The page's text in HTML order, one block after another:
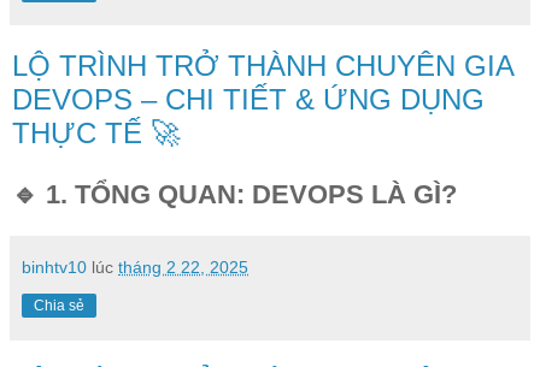
LỘ TRÌNH TRỞ THÀNH CHUYÊN GIA
DEVOPS – CHI TIẾT & ỨNG DỤNG
THỰC TẾ 🚀
🔹 1. TỔNG QUAN: DEVOPS LÀ GÌ?
binhtv10 lúc tháng 2 22, 2025
Chia sẻ